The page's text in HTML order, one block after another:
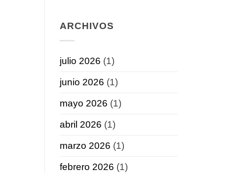
ARCHIVOS
julio 2026 (1)
junio 2026 (1)
mayo 2026 (1)
abril 2026 (1)
marzo 2026 (1)
febrero 2026 (1)